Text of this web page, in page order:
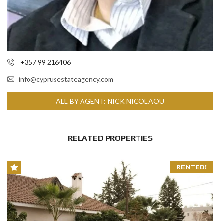
+357 99 216406
info@cyprusestateagency.com
ALL BY AGENT: NICK NICOLAOU
RELATED PROPERTIES
RENTED!